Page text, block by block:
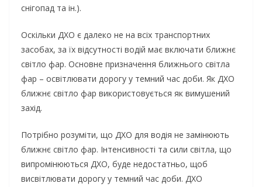
снігопад та ін.).
Оскільки ДХО є далеко не на всіх транспортних
засобах, за їх відсутності водій має включати ближнє
світло фар. Основне призначення ближнього світла
фар – освітлювати дорогу у темний час доби. Як ДХО
ближнє світло фар використовується як вимушений
захід.
Потрібно розуміти, що ДХО для водія не замінюють
ближнє світло фар. Інтенсивності та сили світла, що
випромінюються ДХО, буде недостатньо, щоб
висвітлювати дорогу у темний час доби. ДХО